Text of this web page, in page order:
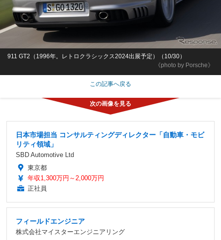
《photo by Porsche》
911 GT2（1996年。レトロクラシックス2024出展予定）（10/30）
この記事へ戻る
日本市場担当 コンサルティングディレクター「自動車・モビ
リティ領域」
SBD Automotive Ltd
東京都
年収1,300万円～2,000万円
正社員
フィールドエンジニア
株式会社マイスターエンジニアリング